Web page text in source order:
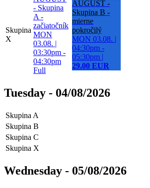
Skupina
X
- Skupina
A -
začiatočník
MON
03.08. |
03:30pm -
04:30pm
Full
AUGUST -
Skupina B -
mierne
pokročilý
MON 03.08. |
04:30pm -
05:30pm |
29.00 EUR
Tuesday - 04/08/2026
Skupina A
Skupina B
Skupina C
Skupina X
Wednesday - 05/08/2026